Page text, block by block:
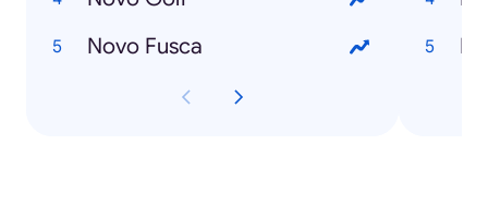
Novo Fusca